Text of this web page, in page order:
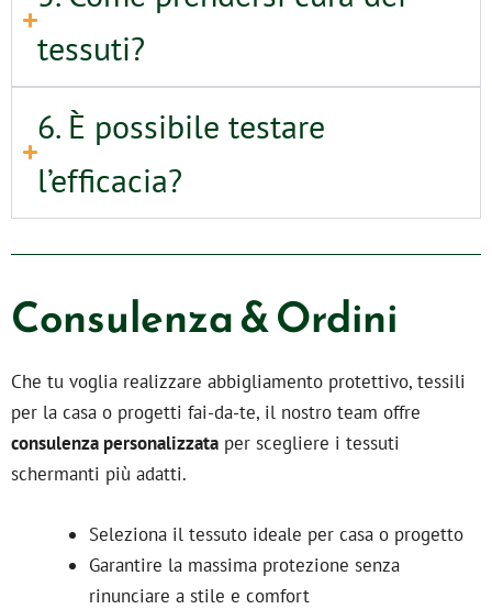
tessuti?
6. È possibile testare
l’efficacia?
Consulenza & Ordini
Che tu voglia realizzare abbigliamento protettivo, tessili
per la casa o progetti fai-da-te, il nostro team offre
consulenza personalizzata per scegliere i tessuti
schermanti più adatti.
Seleziona il tessuto ideale per casa o progetto
Garantire la massima protezione senza
rinunciare a stile e comfort